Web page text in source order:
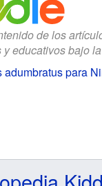
de los
y educativos bajo
adumbratus para